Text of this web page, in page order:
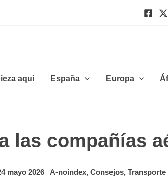
aquí España Europa
las compañías
mayo 2026 A-noindex, Consejos, Transporte